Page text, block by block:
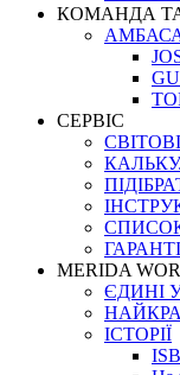
КОМАНДА
СЕРВІС
MERIDA
ЄДИНI
ІСТОРІЇ